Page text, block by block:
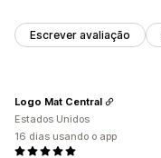
Escrever avaliação
Logo Mat Central
Estados Unidos
16 dias usando o app